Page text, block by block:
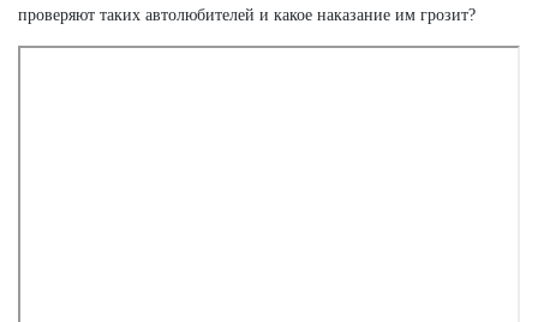
проверяют таких автолюбителей и какое наказание им грозит?